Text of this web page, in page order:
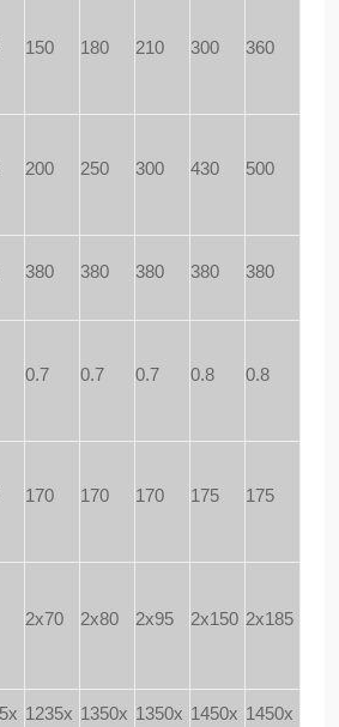
150 180 210 300 360
200 250 300 430 500
380 380 380 380 380
0.7 0.7 0.7 0.8 0.8
170 170 170 175 175
2x70 2x80 2x95 2x150 2x185
1235x 1350x 1350x 1450x 1450x